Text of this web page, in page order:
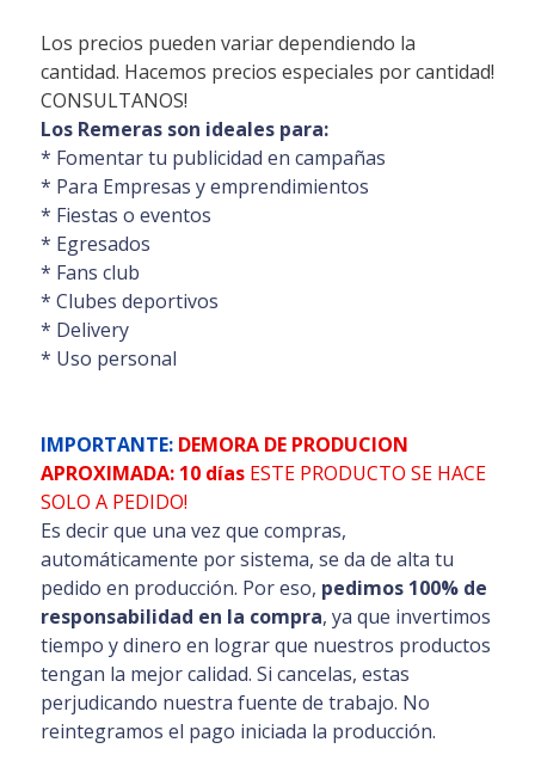
Los precios pueden variar dependiendo la
cantidad. Hacemos precios especiales por cantidad!
CONSULTANOS!
Los Remeras son ideales para:
* Fomentar tu publicidad en campañas
* Para Empresas y emprendimientos
* Fiestas o eventos
* Egresados
* Fans club
* Clubes deportivos
* Delivery
* Uso personal
IMPORTANTE: DEMORA DE PRODUCION
APROXIMADA: 10 días ESTE PRODUCTO SE HACE
SOLO A PEDIDO!
Es decir que una vez que compras,
automáticamente por sistema, se da de alta tu
pedido en producción. Por eso, pedimos 100% de
responsabilidad en la compra, ya que invertimos
tiempo y dinero en lograr que nuestros productos
tengan la mejor calidad. Si cancelas, estas
perjudicando nuestra fuente de trabajo. No
reintegramos el pago iniciada la producción.